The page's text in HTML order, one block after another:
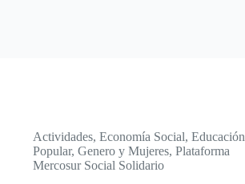
Actividades,Economía Social,Educación
Popular,Genero y Mujeres,Plataforma
Mercosur Social Solidario